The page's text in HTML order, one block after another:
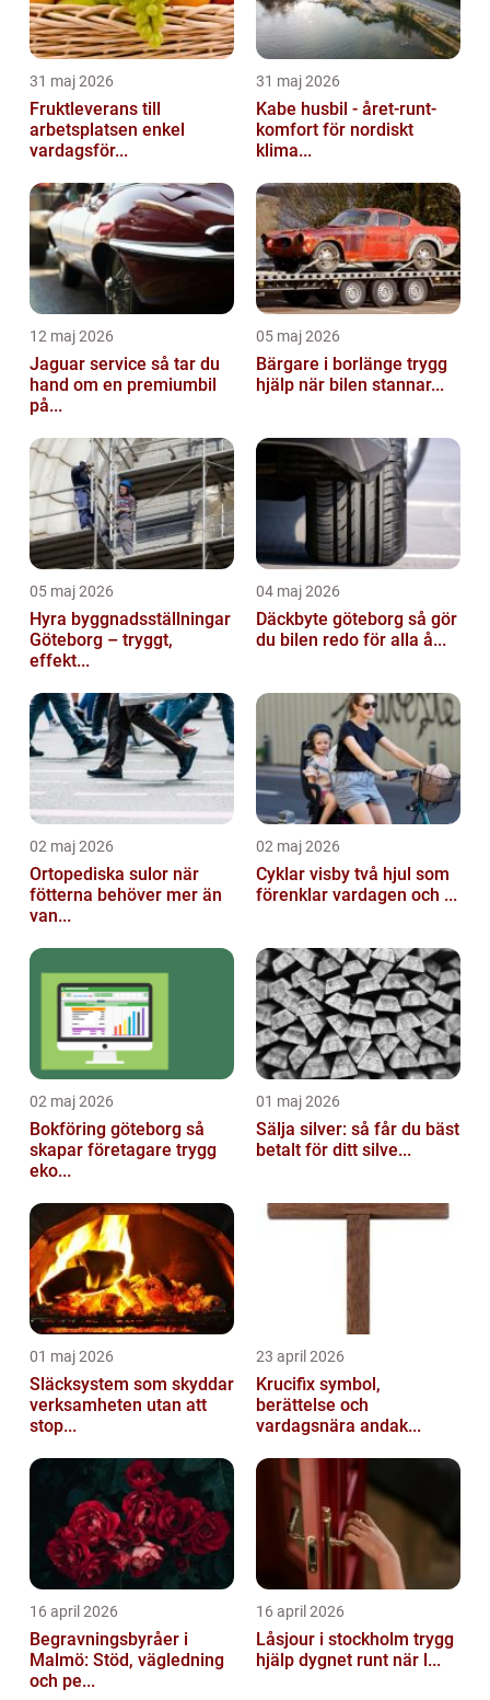
31 maj 2026
Fruktleverans till
arbetsplatsen enkel
vardagsför...
31 maj 2026
Kabe husbil - året-runt-
komfort för nordiskt
klima...
12 maj 2026
Jaguar service så tar du
hand om en premiumbil
på...
05 maj 2026
Bärgare i borlänge trygg
hjälp när bilen stannar...
05 maj 2026
Hyra byggnadsställningar
Göteborg – tryggt,
effekt...
04 maj 2026
Däckbyte göteborg så gör
du bilen redo för alla å...
02 maj 2026
Ortopediska sulor när
fötterna behöver mer än
van...
02 maj 2026
Cyklar visby två hjul som
förenklar vardagen och ...
02 maj 2026
Bokföring göteborg så
skapar företagare trygg
eko...
01 maj 2026
Sälja silver: så får du bäst
betalt för ditt silve...
01 maj 2026
Släcksystem som skyddar
verksamheten utan att
stop...
23 april 2026
Krucifix symbol,
berättelse och
vardagsnära andak...
16 april 2026
Begravningsbyråer i
Malmö: Stöd, vägledning
och pe...
16 april 2026
Låsjour i stockholm trygg
hjälp dygnet runt när l...